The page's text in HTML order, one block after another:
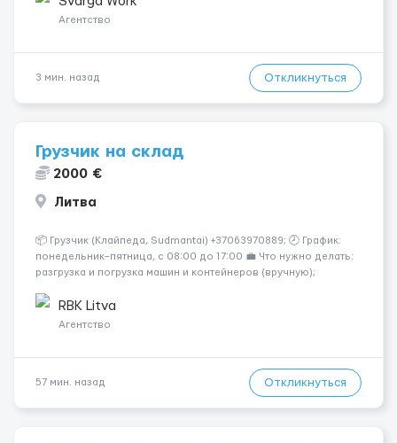
Агентство
3 мин. назад Откликнуться
Грузчик на склад
2000 €
Литва
📦 Грузчик (Клайпеда, Sudmantai) +37063970889; 🕗 График:
понедельник–пятница, с 08:00 до 17:00 💼 Что нужно делать:
разгрузка и погрузка машин и контейнеров (вручную);
выполнение других поручений заведующего складом. ✅
Требования: ...
RBK Litva
Агентство
57 мин. назад Откликнуться